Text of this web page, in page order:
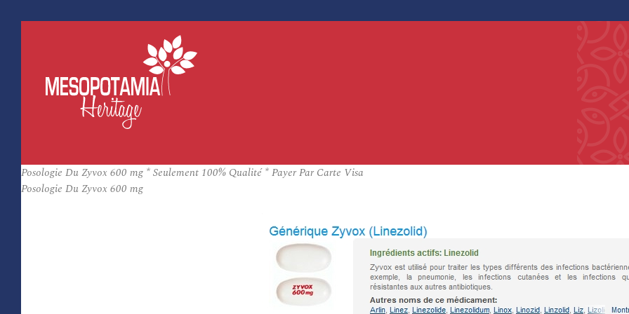
Posologie Du Zyvox 600 mg * Seulement 100% Qualité * Payer Par Carte Visa
Posologie Du Zyvox 600 mg